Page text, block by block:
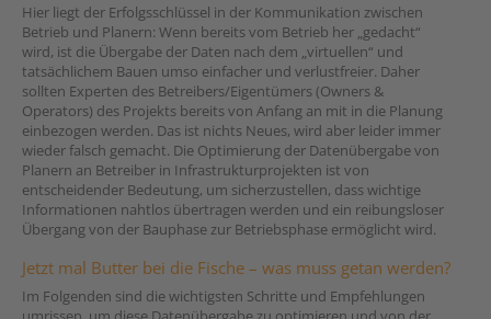
Hier liegt der Erfolgsschlüssel in der Kommunikation zwischen
Betrieb und Planern: Wenn bereits vom Betrieb her „gedacht“
wird, ist die Übergabe der Daten nach dem „virtuellen“ und
tatsächlichem Bauen umso einfacher und verlustfreier. Daher
sollten Experten des Betreibers/Eigentümers (Owners &
Operators) des Projekts bereits von Anfang an mit in die Planung
einbezogen werden. Das ist nichts Neues, wird aber leider immer
wieder falsch gemacht. Die Optimierung der Datenübergabe von
Planern an Betreiber in Infrastrukturprojekten ist von
entscheidender Bedeutung, um sicherzustellen, dass wichtige
Informationen nahtlos übertragen werden und ein reibungsloser
Übergang von der Bauphase zur Betriebsphase ermöglicht wird.
Jetzt mal Butter bei die Fische – was muss getan werden?
Im Folgenden sind die wichtigsten Schritte und Empfehlungen